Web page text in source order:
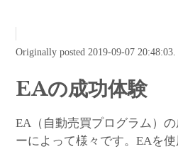
Originally posted 2019-09-07 20:48:03.
EAの成功体験
EA（自動売買プログラム）
ーによって様々です。EAを